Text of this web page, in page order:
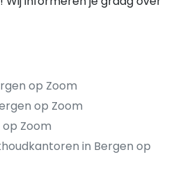
op Zoom
op Zoom
Zoom
in Bergen op